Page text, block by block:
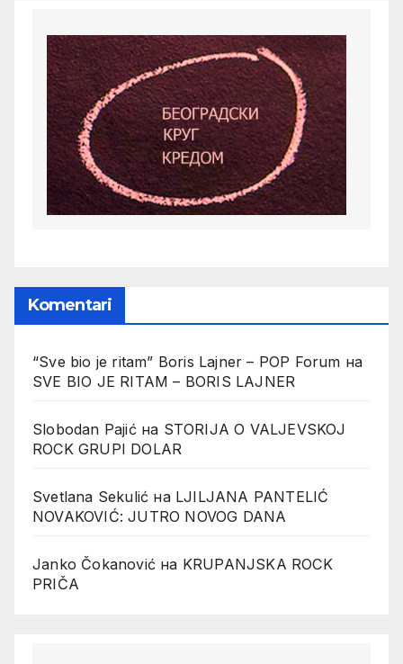
Komentari
“Sve bio je ritam” Boris Lajner – POP Forum на
SVE BIO JE RITAM – BORIS LAJNER
Slobodan Pajićна STORIJA O VALJEVSKOJ
ROCK GRUPI DOLAR
Svetlana Sekulić на LJILJANA PANTELIĆ
NOVAKOVIĆ: JUTRO NOVOG DANA
Janko Čokanović на KRUPANJSKA ROCK
PRIČA